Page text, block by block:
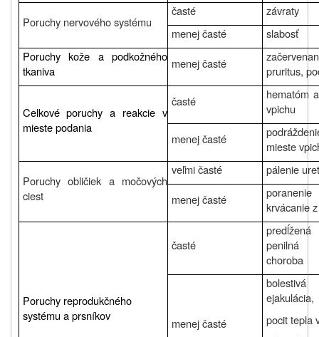
Poruchy nervového systému
časté
závraty
menej časté
slabosť
Poruchy kože a podkožného
tkaniva
menej časté
pruritus,
Celkové poruchy a reakcie v
mieste podania
časté
hematóm
vpichu
menej časté
mieste
Poruchy obličiek a močových
ciest
veľmi časté
pálenie
menej časté
krvácanie
Poruchy reprodukčného
systému a prsníkov
časté
penilná
choroba
menej časté
bolestivá
ejakulácia,
pocit tepla